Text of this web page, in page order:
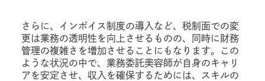
さらに、インボイス制度の導入など、税制面での変
更は業務の透明性を向上させるものの、同時に財務
管理の複雑さを増加させることにもなります。この
ような状況の中で、業務委託美容師が自身のキャリ
アを安定させ、収入を確保するためには、スキルの